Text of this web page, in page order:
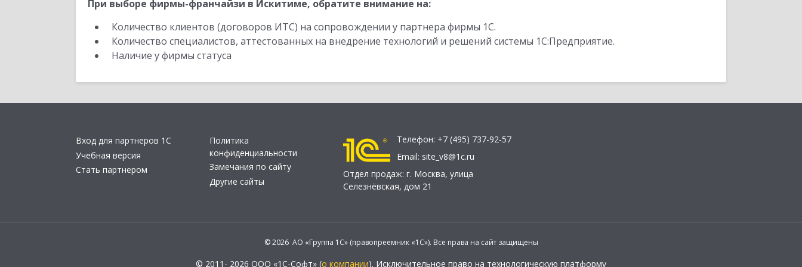
При выборе фирмы-франчайзи в Искитиме, обратите внимание на:
Количество клиентов (договоров ИТС) на сопровождении у партнера фирмы 1С.
Количество специалистов, аттестованных на внедрение технологий и решений системы 1С:Предприятие.
Наличие у фирмы статуса
Вход для партнеров 1С
Учебная версия
Стать партнером
Политика
конфиденциальности
Замечания по сайту
Другие сайты
Телефон: +7 (495) 737-92-57
Email: site_v8@1c.ru
Отдел продаж: г. Москва, улица
Селезнёвская, дом 21
© 2026 АО «Группа 1С» (правопреемник «1С»). Все права на сайт защищены
© 2011- 2026 ООО «1С-Софт» (о компании). Исключительное право на технологическую платформу